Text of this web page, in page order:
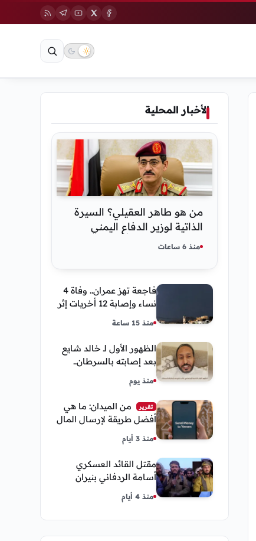
الأخبار المحلية
من هو طاهر العقيلي؟ السيرة
الذاتية لوزير الدفاع اليمني
الجديد وأبرز مناصبه
منذ 6 ساعات
فاجعة تهز عمران.. وفاة 4
نساء وإصابة 12 أخريات إثر
اجتماعية
منذ 15 ساعة
الظهور الأول لـ خالد شايع
بعد إصابته بالسرطان..
رحلة العلاج
منذ يوم
تقرير
من الميدان: ما هي
أفضل طريقة لإرسال المال
إلى اليمن من السعودية
وأمريكا
منذ 3 أيام
مقتل القائد العسكري
أسامة الردفاني بنيران
مسلحين مجهولين في
مديرية العبر
منذ 4 أيام